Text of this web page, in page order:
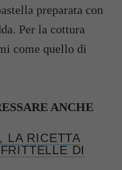
preparata con
Per la cottura
come quello di
ANCHE
LA RICETTA
DI